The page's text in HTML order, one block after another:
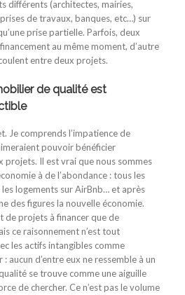
différents (architectes, mairies,
de travaux, banques, etc…) sur
prise partielle. Parfois, deux
au même moment, d’autre
entre deux projets.
de qualité est
Je comprends l’impatience de
pouvoir bénéficier
projets. Il est vrai que nous sommes
à de l’abondance : tous les
logements sur AirBnb… et après
des figures la nouvelle économie.
de projets à financer que de
ce raisonnement n’est tout
les actifs intangibles comme
aucun d’entre eux ne ressemble à un
se trouve comme une aiguille
de chercher. Ce n’est pas le volume